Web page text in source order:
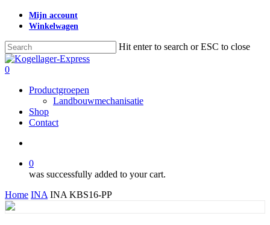
Skip
content
Mijn account
Winkelwagen
Hit enter to search or ESC to close
Close
Search
search
0
Productgroepen
Landbouwmechanisatie
Shop
Contact
0
was successfully added to your cart.
Home INA INA KBS16-PP